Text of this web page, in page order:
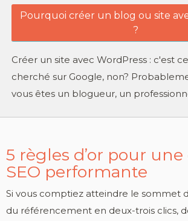
Pourquoi créer un blog ou site
?
Créer un site avec WordPress : c'est
cherché sur Google, non?
vous êtes un blogueur, un
5 règles d’or pour
SEO performante
Si vous comptiez atteindre le sommet
du référencement en deux-trois clics,